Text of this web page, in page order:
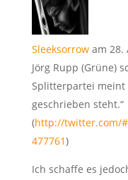
Sleeksorrow am 28.
Jörg Rupp (Grüne)
Splitterpartei meint
geschrieben steht.“
(http://twitter.com/
477761)
Ich schaffe es